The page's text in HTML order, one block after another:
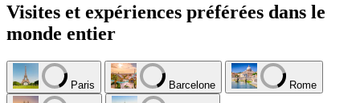
Visites et expériences préférées dans le
monde entier
Paris Barcelone Rome